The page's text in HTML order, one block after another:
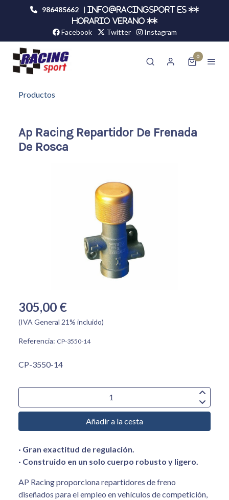
986485662 |
info@racingsport.es **
HORARIO VERANO **
Facebook Twitter Instagram
0
Productos
Ap Racing Repartidor De Frenada
De Rosca
305,00 €
(IVA General 21% incluido)
Referencia: CP-3550-14
CP-3550-14
Añadir a la cesta
· Gran exactitud de regulación.
· Construido en un solo cuerpo robusto y ligero.
AP Racing proporciona repartidores de freno
diseñados para el empleo en vehículos de competición,